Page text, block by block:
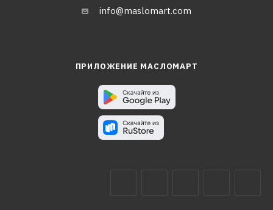
info@maslomart.com
ПРИЛОЖЕНИЕ МАСЛОМАРТ